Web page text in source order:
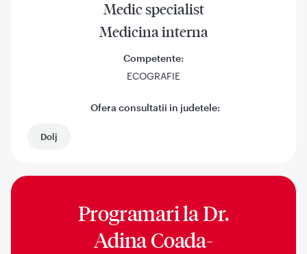
Medic specialist
Medicina interna
Competente:
ECOGRAFIE
Ofera consultatii in judetele:
Dolj
Programari laDr.
Adina Coada-